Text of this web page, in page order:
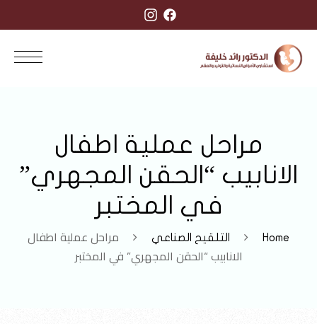
مراحل عملية اطفال
الانابيب “الحقن المجهري”
في المختبر
Home التلقيح الصناعي
مراحل عملية اطفال
الانابيب “الحقن المجهري” في المختبر